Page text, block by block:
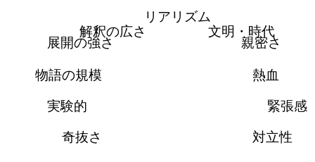
リアリズム
文明・時代
親密さ
熱血
緊張感
対立性
奇抜さ
実験的
物語の規模
展開の強さ
解釈の広さ